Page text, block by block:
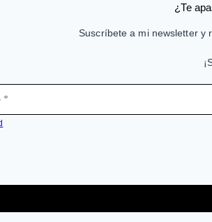
¿Te
Suscríbete a mi newsletter y